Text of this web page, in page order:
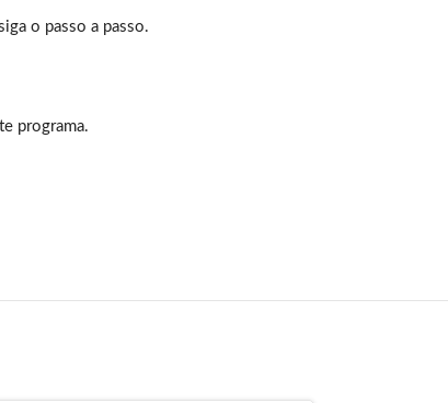
o passo a passo.
programa.